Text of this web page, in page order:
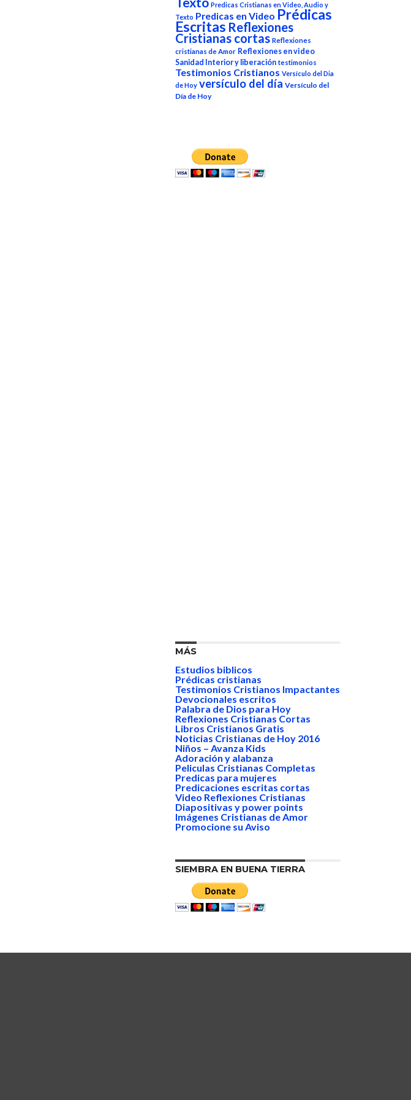
Predicas Cristianas en Video, Audio y
Texto Predicas en Video Prédicas
Escritas Reflexiones
Cristianas cortas Reflexiones
cristianas de Amor Reflexiones en video
Sanidad Interior y liberación testimonios
Testimonios Cristianos Versículo del Dia
de Hoy versículo del día Versículo del
Día de Hoy
MÁS
Estudios biblicos
Prédicas cristianas
Testimonios Cristianos Impactantes
Devocionales escritos
Palabra de Dios para Hoy
Reflexiones Cristianas Cortas
Libros Cristianos Gratis
Noticias Cristianas de Hoy 2016
Niños – Avanza Kids
Adoración y alabanza
Peliculas Cristianas Completas
Predicas para mujeres
Predicaciones escritas cortas
Video Reflexiones Cristianas
Diapositivas y power points
Imágenes Cristianas de Amor
Promocione su Aviso
SIEMBRA EN BUENA TIERRA